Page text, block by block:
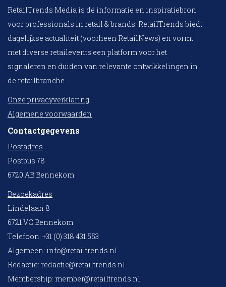
RetailTrends Media is dé informatie en inspiratiebron
voor professionals in retail & brands. RetailTrends biedt
dagelijkse actualiteit (voorheen RetailNews) en vormt
met diverse retailevents een platform voor het
signaleren en duiden van relevante ontwikkelingen in
de retailbranche.
Onze privacyverklaring
Algemene voorwaarden
Contactgegevens
Postadres
Postbus 78
6720 AB Bennekom
Bezoekadres
Lindelaan 8
6721 VC Bennekom
Telefoon: +31 (0) 318 431 553
Algemeen: info@retailtrends.nl
Redactie: redactie@retailtrends.nl
Membership: member@retailtrends.nl